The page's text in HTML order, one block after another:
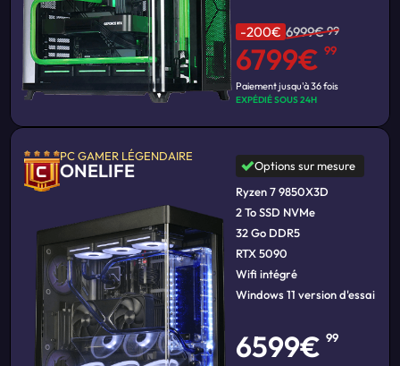
-200€ 6999€99
6799€99
Paiement jusqu'à 36 fois
EXPÉDIÉ SOUS 24H
PC GAMER LÉGENDAIRE
ONELIFE
Options sur mesure
Ryzen 7 9850X3D
2 To SSD NVMe
32 Go DDR5
RTX 5090
Wifi intégré
Windows 11 version d'essai
6599€99